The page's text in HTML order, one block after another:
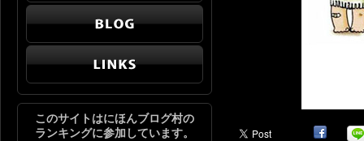
このサイトはにほんブログ村の
ランキングに参加しています。